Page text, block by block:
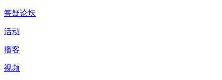
答疑论坛
活动
播客
视频